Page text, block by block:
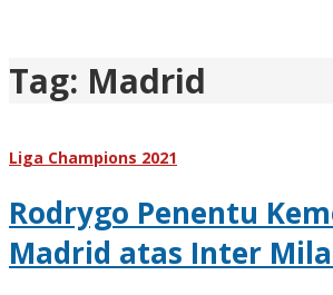
Tag: Madrid
Liga Champions 2021
Rodrygo Penentu
Madrid atas Inter